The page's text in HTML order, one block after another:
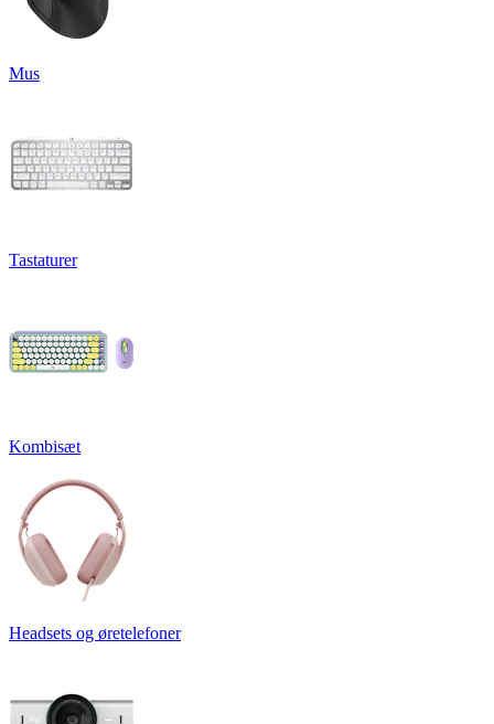
Mus
Tastaturer
Kombisæt
Headsets og øretelefoner